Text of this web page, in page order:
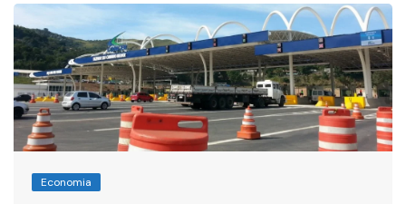
Economia